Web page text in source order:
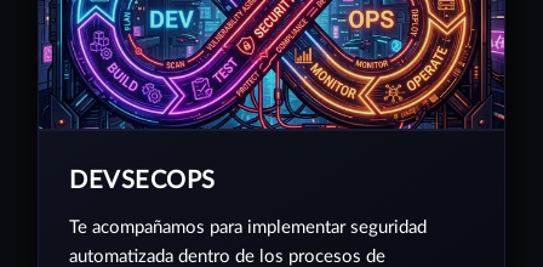
DEVSECOPS
Te acompañamos para implementar seguridad
automatizada dentro de los procesos de